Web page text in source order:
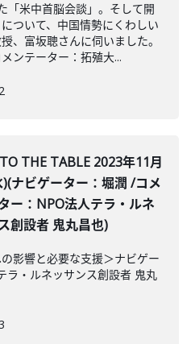
「米中首脳会談」。そして開
ついて、中国情勢にくわしい
、富坂聰さんに伺いました。
ンテーター：拓殖大...
THE TABLE 2023年11月
)(ナビゲーター：堀潤 /コメ
ー：NPO法人テラ・ルネ
創設者 鬼丸昌也)
影響と必要な支援＞ナビゲー
ラ・ルネッサンス創設者 鬼丸